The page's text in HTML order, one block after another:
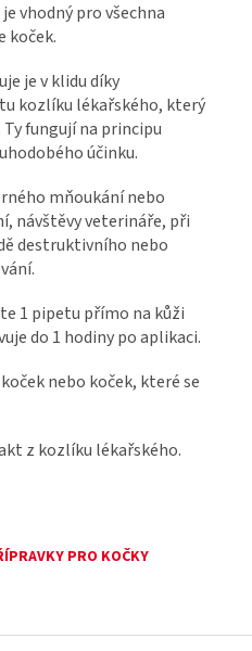
vhodný pro všechna
koček.
je v klidu díky
kozlíku lékařského, který
fungují na principu
účinku.
mňoukání nebo
návštěvy veterináře, při
destruktivního nebo
1 pipetu přímo na kůži
do 1 hodiny po aplikaci.
nebo koček, které se
z kozlíku lékařského.
PRO KOČKY